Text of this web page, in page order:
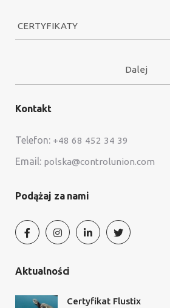
Kontakt
Telefon: +48 68 452 34 39
Email: polska@controlunion.com
Podążaj za nami
Aktualności
Certyfikat Flustix